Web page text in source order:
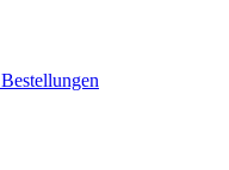
Bestellungen